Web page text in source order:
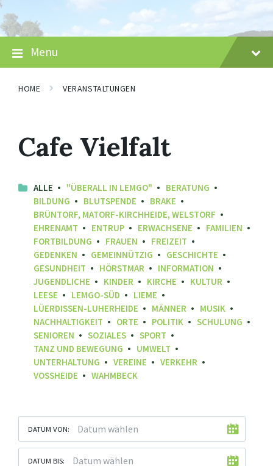
Skip
to
content
Skip
to
main
navigation
Skip
to
footer
Menu
HOME VERANSTALTUNGEN
Cafe Vielfalt
ALLE "ÜBERALL IN LEMGO"
BERATUNG
BILDUNG
BLUTSPENDE
BRAKE
BRÜNTORF, MATORF-KIRCHHEIDE, WELSTORF
EHRENAMT
ENTRUP ERWACHSENE
FAMILIEN
FORTBILDUNG
FRAUEN
FREIZEIT
GEDENKEN
GEMEINNÜTZIG
GESCHICHTE
GESUNDHEIT
HÖRSTMAR
INFORMATION
JUGENDLICHE
KINDER KIRCHE
KULTUR
LEESE
LEMGO-SÜD
LIEME
LÜERDISSEN-LUHERHEIDE
MÄNNER
MUSIK
NACHHALTIGKEIT
ORTE POLITIK
SCHULUNG
SENIOREN
SOZIALES
SPORT
TANZ UND BEWEGUNG
UMWELT
UNTERHALTUNG
VEREINE
VERKEHR
VOSSHEIDE
WAHMBECK
DATUM VON:
DATUM BIS: